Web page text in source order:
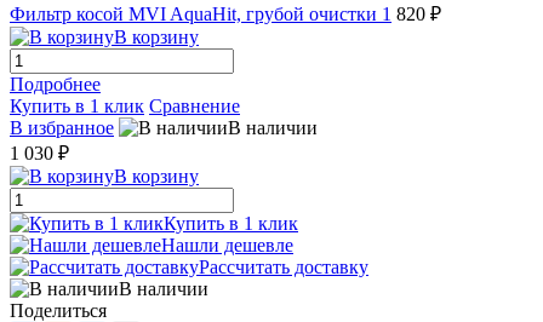
Фильтр косой MVI AquaHit, грубой очистки 1 820 ₽
В корзину
Подробнее
Купить в 1 клик Сравнение
В избранное
В наличии
1 030 ₽
В корзину
Купить в 1 клик
Нашли дешевле
Рассчитать доставку
В наличии
Поделиться